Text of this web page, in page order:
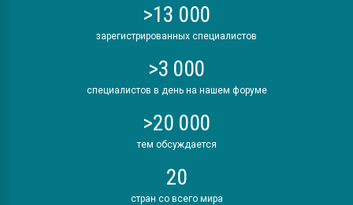
>13 000
зарегистрированных специалистов
>3 000
специалистов в день на нашем форуме
>20 000
тем обсуждается
20
стран со всего мира